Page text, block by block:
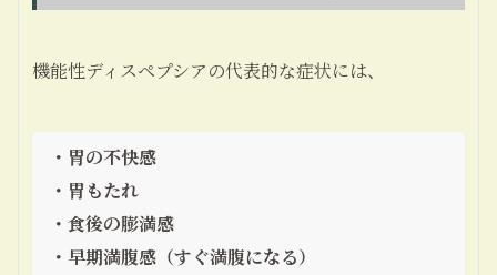
機能性ディスペプシアの代表的な症状には、
・胃の不快感
・胃もたれ
・食後の膨満感
・早期満腹感（すぐ満腹になる）